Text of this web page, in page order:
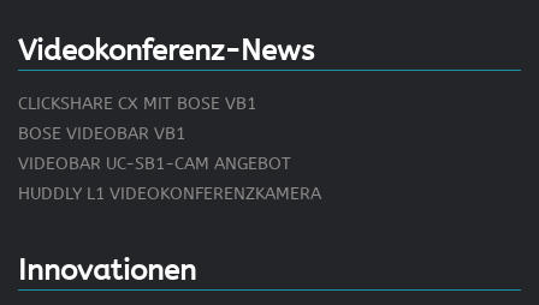
Videokonferenz-News
Innovationen
CLICKSHARE CX MIT BOSE VB1
BOSE VIDEOBAR VB1
VIDEOBAR UC-SB1-CAM ANGEBOT
HUDDLY L1 VIDEOKONFERENZKAMERA